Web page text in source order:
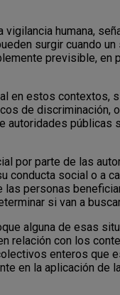
humana,
surgir cuando
previsible,
estos contextos,
de
públicas
por parte de las
social o a
personas
si van a
alguna de esas
con los
enteros que
en la aplicación